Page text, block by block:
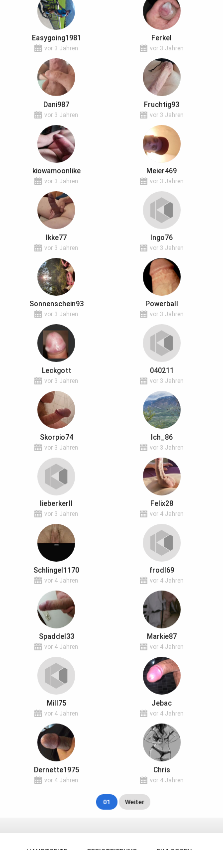
Easygoing1981
vor 3 Jahren
Ferkel
vor 3 Jahren
Dani987
vor 3 Jahren
Fruchtig93
vor 3 Jahren
kiowamoonlike
vor 3 Jahren
Meier469
vor 3 Jahren
Ikke77
vor 3 Jahren
Ingo76
vor 3 Jahren
Sonnenschein93
vor 3 Jahren
Powerball
vor 3 Jahren
Leckgott
vor 3 Jahren
040211
vor 3 Jahren
Skorpio74
vor 3 Jahren
Ich_86
vor 3 Jahren
lieberkerll
vor 3 Jahren
Felix28
vor 4 Jahren
Schlingel1170
vor 4 Jahren
frodl69
vor 4 Jahren
Spaddel33
vor 4 Jahren
Markie87
vor 4 Jahren
Mill75
vor 4 Jahren
Jebac
vor 4 Jahren
Dernette1975
vor 4 Jahren
Chris
vor 4 Jahren
01 Weiter